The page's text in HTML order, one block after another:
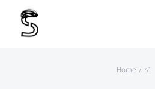
naar
Home s1